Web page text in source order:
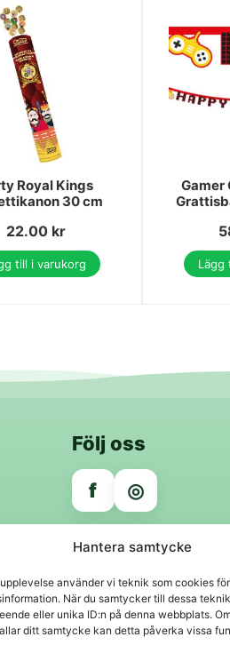
Hantera samtycke
använder vi teknik som cookies
När du samtycker till dessa
eller unika ID:n på denna webbplats.
ditt samtycke kan detta påverka vissa
Royal Kings
30 cm
22.00 kr
till i varukorg
Gamer
Lägg
Följ oss
f ◎
Trygga betalningar
Klarna VISA